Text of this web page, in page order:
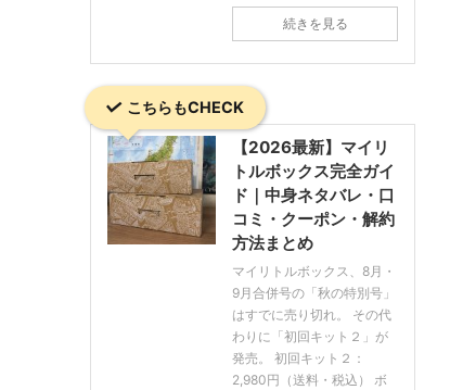
続きを見る
こちらもCHECK
【2026最新】マイリ
トルボックス完全ガイ
ド｜中身ネタバレ・口
コミ・クーポン・解約
方法まとめ
マイリトルボックス、8月・
9月合併号の「秋の特別号」
はすでに売り切れ。 その代
わりに「初回キット２」が
発売。 初回キット２：
2,980円（送料・税込） ボ